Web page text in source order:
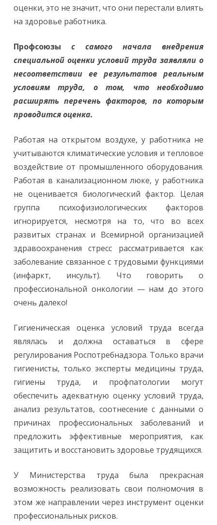
оценки, это не значит, что они перестали влиять
на здоровье работника.
Профсоюзы с самого начала внедрения
специальной оценки условий труда заявляли о
несоответствии ее результатов реальным
условиям труда, о том, что необходимо
расширять перечень факторов, по которым
проводится оценка.
Работая на открытом воздухе, у работника не
учитываются климатические условия и тепловое
воздействие от промышленного оборудования.
Работая в канализационном люке, у работника
не оценивается биологический фактор. Целая
группа психофизиологических факторов
игнорируется, несмотря на то, что во всех
развитых странах и Всемирной организацией
здравоохранения стресс рассматривается как
заболевание связанное с трудовыми функциями
(инфаркт, инсульт). Что говорить о
профессиональной онкологии — нам до этого
очень далеко!
Гигиеническая оценка условий труда всегда
являлась и должна оставаться в сфере
регулирования Роспотребнадзора. Только врачи
гигиенисты, только эксперты медицины труда,
гигиены труда, и профпатологии могут
обеспечить адекватную оценку условий труда,
анализ результатов, соотнесение с данными о
причинах профессиональных заболеваний и
предложить эффективные мероприятия, как
защитить и восстановить здоровье трудящихся.
У Министерства труда была прекрасная
возможность реализовать свои полномочия в
этом же направлении через инструмент оценки
профессиональных рисков.